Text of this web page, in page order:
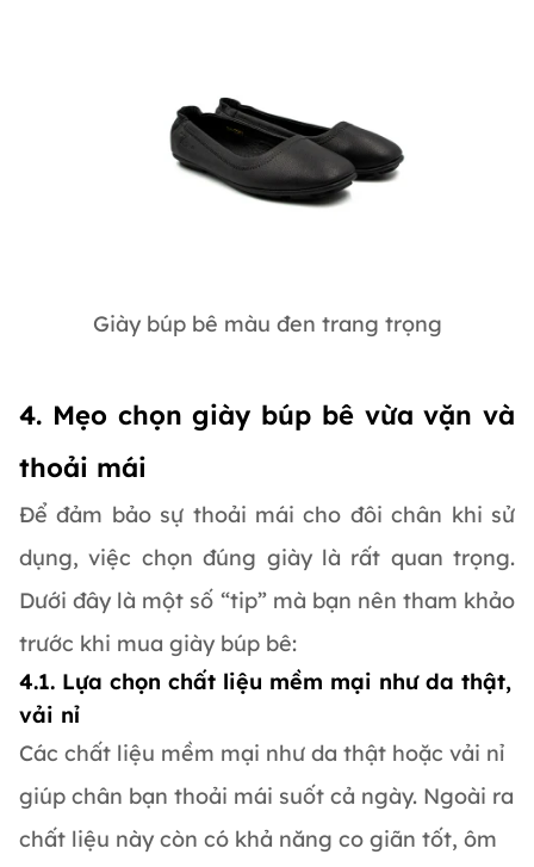
Giày búp bê màu đen trang trọng
4. Mẹo chọn giày búp bê vừa vặn và
thoải mái
Để đảm bảo sự thoải mái cho đôi chân khi sử
dụng, việc chọn đúng giày là rất quan trọng.
Dưới đây là một số “tip” mà bạn nên tham khảo
trước khi mua giày búp bê:
4.1. Lựa chọn chất liệu mềm mại như da thật,
vải nỉ
Các chất liệu mềm mại như da thật hoặc vải nỉ
giúp chân bạn thoải mái suốt cả ngày. Ngoài ra
chất liệu này còn có khả năng co giãn tốt, ôm